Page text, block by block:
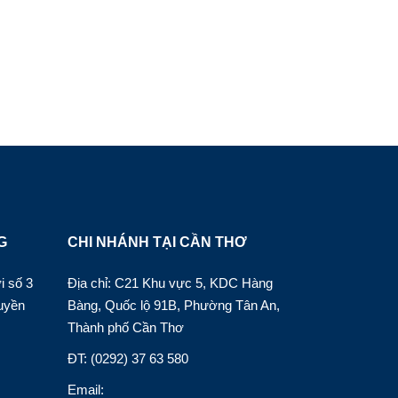
số 3
CHI NHÁNH TẠI CẦN THƠ
Địa chỉ: C21 Khu vực 5, KDC Hàng
Bàng, Quốc lộ 91B, Phường Tân An,
Thành phố Cần Thơ
ĐT: (0292) 37 63 580
Email: